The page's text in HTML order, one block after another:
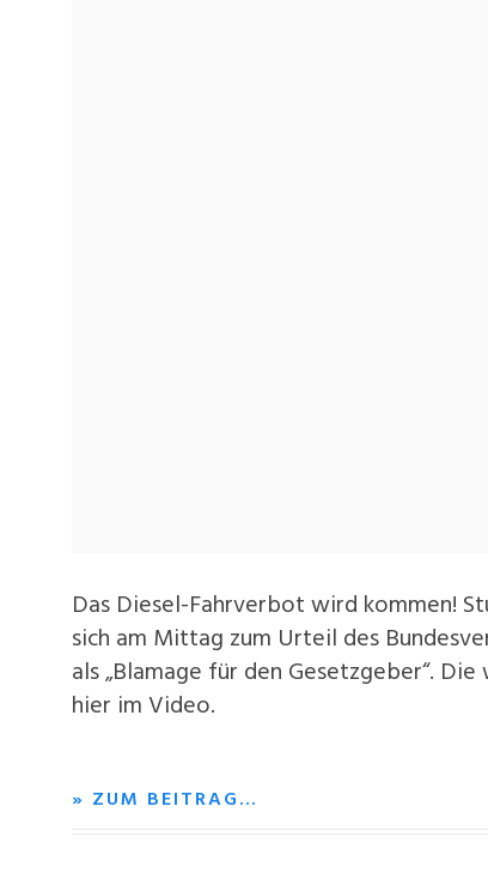
Das Diesel-Fahrverbot wird kommen!
sich am Mittag zum Urteil des
als „Blamage für den Gesetzgeber“.
hier im Video.
» ZUM BEITRAG…